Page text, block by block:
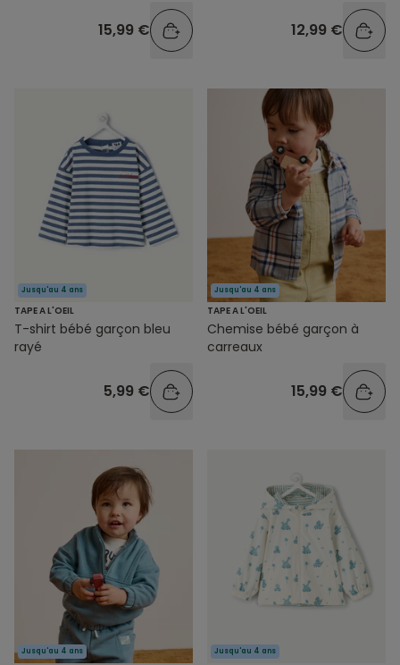
15,99 € 12,99 €
Jusqu'au 4 ans
TAPE A L'OEIL
T-shirt bébé garçon bleu
rayé
5,99 €
Jusqu'au 4 ans
TAPE A L'OEIL
Chemise bébé garçon à
carreaux
15,99 €
Jusqu'au 4 ans Jusqu'au 4 ans